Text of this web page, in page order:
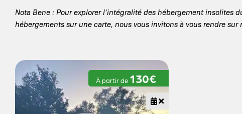
Nota Bene : Pour explorer l’intégralité des hébergement
hébergements sur une carte, nous vous invitons à vous rendre sur
À partir de 130€